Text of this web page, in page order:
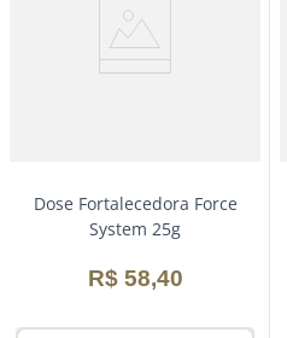
Dose Fortalecedora Force
System 25g
R$ 58,40